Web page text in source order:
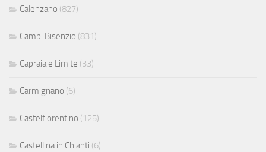
Calenzano (827)
Campi Bisenzio (831)
Capraia e Limite (33)
Carmignano (6)
Castelfiorentino (125)
Castellina in Chianti (6)